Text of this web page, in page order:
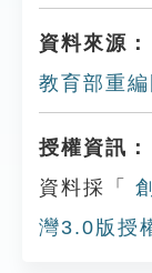
資料來源：
教育部重
授權資訊：
資料採「
灣3.0版授